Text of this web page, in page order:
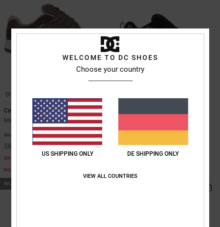
Central
Männer Grün Lederschuhe
80,00 € 55%
36,00 €
SALE
DOPPELTER RABATT EXTRA 25 %
BRANDNEU
WELCOME TO DC SHOES
Choose your country
US SHIPPING ONLY DE SHIPPING ONLY
VIEW ALL COUNTRIES